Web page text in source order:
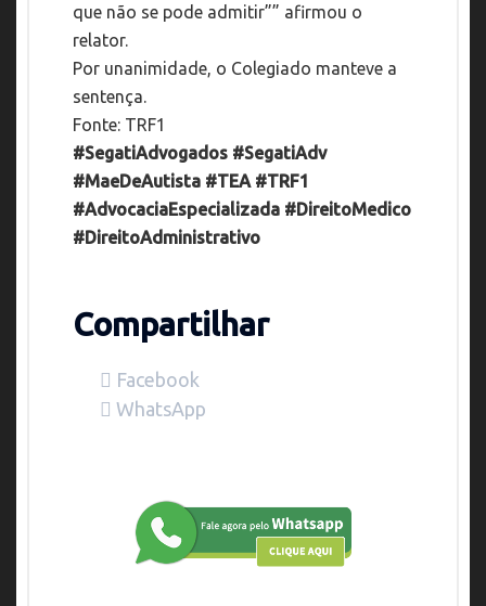
que não se pode admitir”” afirmou o
relator.
Por unanimidade, o Colegiado manteve a
sentença.
Fonte: TRF1
#SegatiAdvogados #SegatiAdv
#MaeDeAutista #TEA #TRF1
#AdvocaciaEspecializada #DireitoMedico
#DireitoAdministrativo
Compartilhar
Facebook
WhatsApp